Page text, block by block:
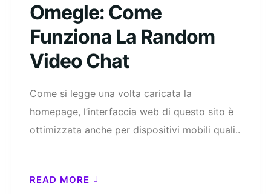
Omegle: Come
Funziona La Random
Video Chat
Come si legge una volta caricata la
homepage, l’interfaccia web di questo sito è
ottimizzata anche per dispositivi mobili quali..
READ MORE